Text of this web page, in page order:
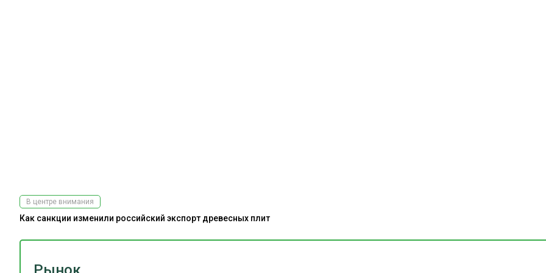
В центре внимания
Как санкции изменили российский экспорт древесных плит